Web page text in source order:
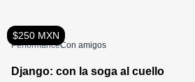
$250 MXN
PerformanceCon amigos
Django: con la soga al cuello